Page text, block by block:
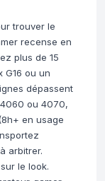
trouver le
recense en
plus de 15
G16 ou un
dépassent
ou 4070,
en usage
arbitrer.
le look.